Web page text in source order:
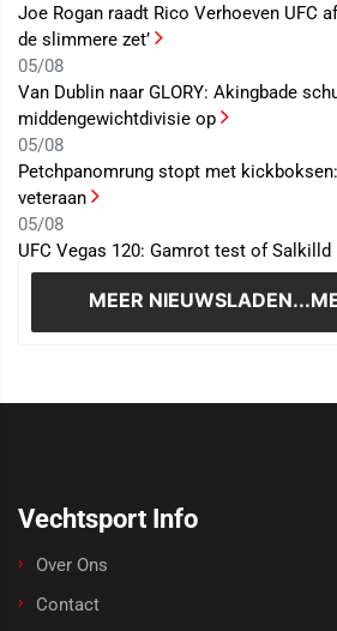
Joe Rogan raadt Rico Verhoeven UFC
de slimmere zet’
05/08
Van Dublin naar GLORY: Akingbade
middengewichtdivisie op
05/08
Petchpanomrung stopt met
veteraan
05/08
UFC Vegas 120: Gamrot test of
MEER NIEUWS
Vechtsport Info
Over Ons
Contact